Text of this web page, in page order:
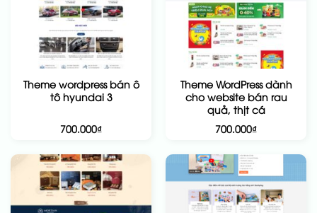
Theme wordpress bán ô
tô hyundai 3
700.000₫
Theme WordPress dành
cho website bán rau
quả, thịt cá
700.000₫